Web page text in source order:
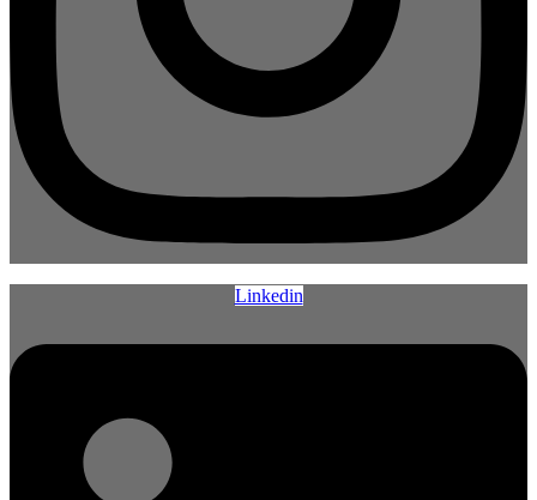
Linkedin